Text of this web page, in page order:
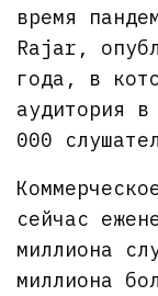
время
Rajar,
года, в
аудитория
000
сейчас
миллиона
миллиона